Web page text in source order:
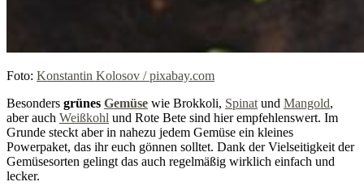
Foto: Konstantin Kolosov / pixabay.com
Besonders grünes Gemüse wie Brokkoli, Spinat und Mangold,
aber auch Weißkohl und Rote Bete sind hier empfehlenswert. Im
Grunde steckt aber in nahezu jedem Gemüse ein kleines
Powerpaket, das ihr euch gönnen solltet. Dank der Vielseitigkeit der
Gemüsesorten gelingt das auch regelmäßig wirklich einfach und
lecker.